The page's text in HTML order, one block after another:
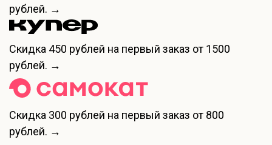
рублей. →
Скидка 450 рублей на первый заказ от 1500
рублей. →
Скидка 300 рублей на первый заказ от 800
рублей. →